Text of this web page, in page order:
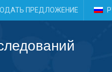
ПРЕДЛОЖЕНИЕ